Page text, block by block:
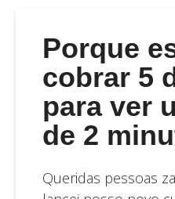
Porque
cobrar 5
para ver
de 2
Queridas pessoas